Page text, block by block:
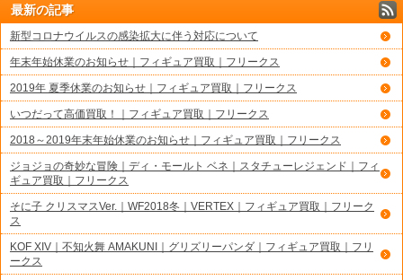
最新の記事
新型コロナウイルスの感染拡大に伴う対応について
年末年始休業のお知らせ｜フィギュア買取｜フリークス
2019年 夏季休業のお知らせ｜フィギュア買取｜フリークス
いつだって高価買取！｜フィギュア買取｜フリークス
2018～2019年末年始休業のお知らせ｜フィギュア買取｜フリークス
ジョジョの奇妙な冒険｜ディ・モールト ベネ｜スタチューレジェンド｜フィ
ギュア買取｜フリークス
そに子 クリスマスVer.｜WF2018冬｜VERTEX｜フィギュア買取｜フリーク
ス
KOF XIV｜不知火舞 AMAKUNI｜グリズリーパンダ｜フィギュア買取｜フリ
ークス